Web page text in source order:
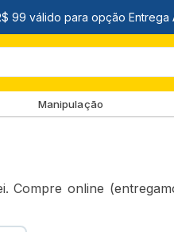
Manipulação
Compre online